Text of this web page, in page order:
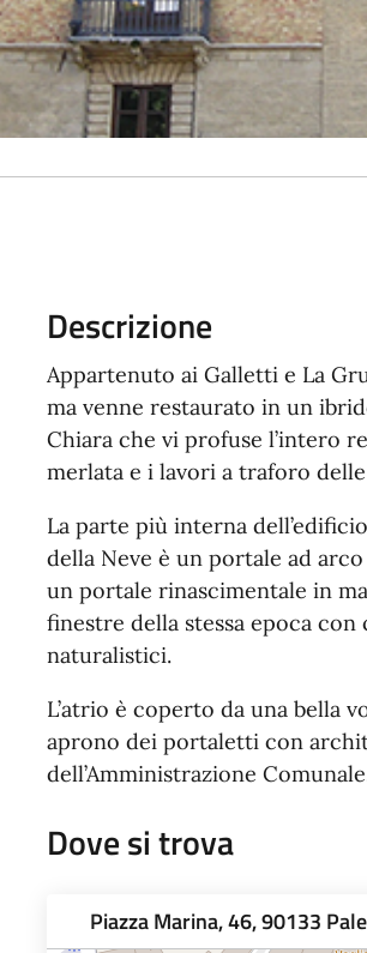
Descrizione
Appartenuto ai Galletti e La
ma venne restaurato in un
Chiara che vi profuse l’intero
merlata e i lavori a traforo
La parte più interna
della Neve è un portale ad
un portale rinascimentale in
finestre della stessa epoca
naturalistici.
L’atrio è coperto da una bella
aprono dei portaletti con
dell’Amministrazione
Dove si trova
Piazza Marina, 46, 90133